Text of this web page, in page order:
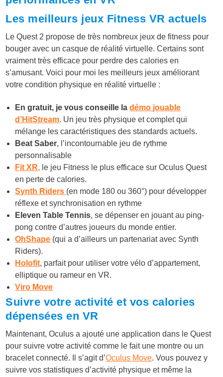
Les meilleurs jeux Fitness VR actuels
Le Quest 2 propose de très nombreux jeux de fitness pour
bouger avec un casque de réalité virtuelle. Certains sont
vraiment très efficace pour perdre des calories en
s’amusant. Voici pour moi les meilleurs jeux améliorant
votre condition physique en réalité virtuelle :
En gratuit, je vous conseille ladémo jouable
d’HitStream. Un jeu très physique et complet qui
mélange les caractéristiques des standards actuels.
Beat Saber, l’incontournable jeu de rythme
personnalisable
Fit XR, le jeu Fitness le plus efficace sur Oculus Quest
en perte de calories.
Synth Riders (en mode 180 ou 360°) pour développer
réflexe et synchronisation en rythme
Eleven Table Tennis, se dépenser en jouant au ping-
pong contre d’autres joueurs du monde entier.
OhShape (qui a d’ailleurs un partenariat avec Synth
Riders).
Holofit, parfait pour utiliser votre vélo d’appartement,
elliptique ou rameur en VR.
Viro Move
Suivre votre activité et vos calories
dépensées en VR
Maintenant, Oculus a ajouté une application dans le Quest
pour suivre votre activité comme le fait une montre ou un
bracelet connecté. Il s’agit d’Oculus Move. Vous pouvez y
suivre vos statistiques d’activité physique et même la